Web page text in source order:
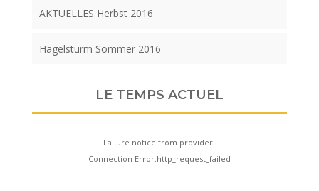
AKTUELLES Herbst 2016
Hagelsturm Sommer 2016
LE TEMPS ACTUEL
Failure notice from provider:
Connection Error:http_request_failed